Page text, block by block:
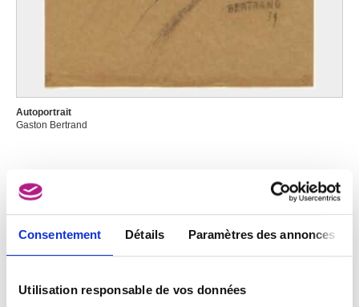
Consentement Détails Paramètres des annonces
Utilisation responsable de vos données
Autoportrait
Gaston Bertrand